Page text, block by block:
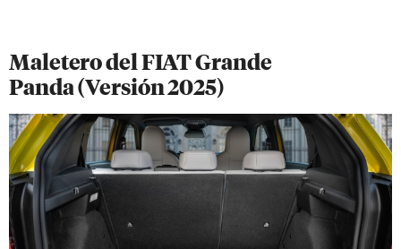
Maletero del FIAT Grande
Panda (Versión 2025)